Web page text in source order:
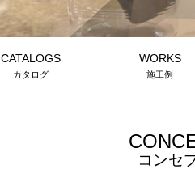
CATALOGS
カタログ
WORKS
施工例
コンセ